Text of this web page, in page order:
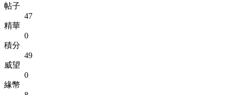
帖子
47
精華
0
積分
49
威望
0
緣幣